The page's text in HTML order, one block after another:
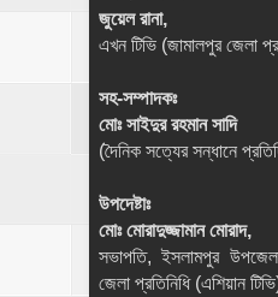
জুয়েল রানা,
এখন টিভি (জামালপুর জেলা
সহ-সম্পাদকঃ
মোঃ সাইদুর রহমান সাদি
(দৈনিক সত্যের সন্ধানে
উপদেষ্টাঃ
মোঃ মোরাদুজ্জামান মোরাদ,
সভাপতি, ইসলামপুর
জেলা প্রতিনিধি (এশিয়ান